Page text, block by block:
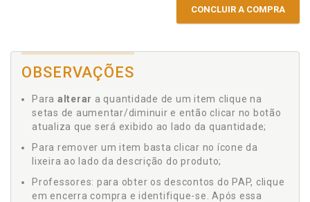
CONCLUIR A COMPRA
OBSERVAÇÕES
Para alterar a quantidade de um item clique na
setas de aumentar/diminuir e então clicar no botão
atualiza que será exibido ao lado da quantidade;
Para remover um item basta clicar no ícone da
lixeira ao lado da descrição do produto;
Professores: para obter os descontos do PAP, clique
em encerra compra e identifique-se. Após essa